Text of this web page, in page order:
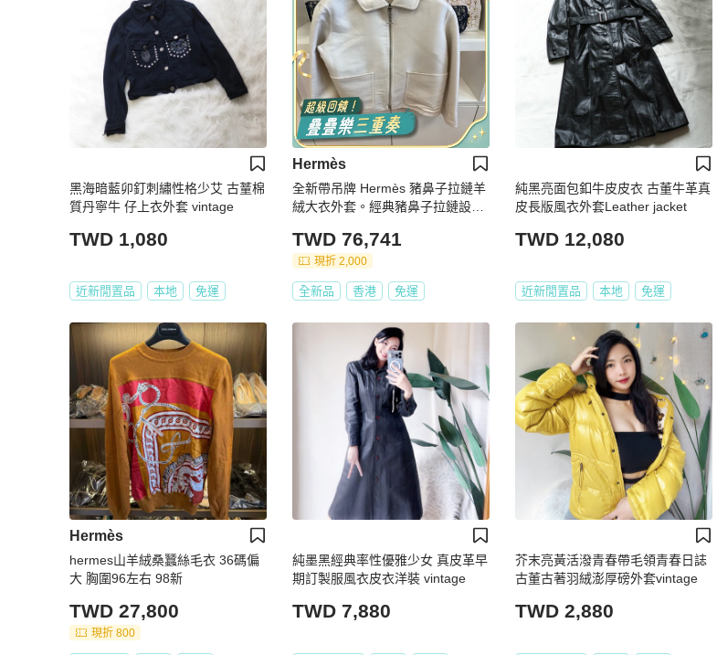
黑海暗藍卯釘刺繡性格少艾 古蕫棉
質丹寧牛 仔上衣外套 vintage
TWD 1,080
近新閒置品 本地 免運
Hermès
全新帶吊牌 Hermès 豬鼻子拉鏈羊
絨大衣外套。經典豬鼻子拉鏈設
觸感軟糯。
TWD 76,741
現折 2,000
全新品 香港 免運
純黑亮面包釦牛皮皮衣 古董牛革真
皮長版風衣外套Leather jacket
TWD 12,080
近新閒置品 本地 免運
Hermès
hermes山羊絨桑蠶絲毛衣 36碼偏
大 胸圍96左右 98新
TWD 27,800
現折 800
純墨黑經典率性優雅少女 真皮革早
期訂製服風衣皮衣洋裝 vintage
TWD 7,880
芥末亮黃活潑青春帶毛領青春日誌
古董古著羽絨澎厚磅外套vintage
TWD 2,880